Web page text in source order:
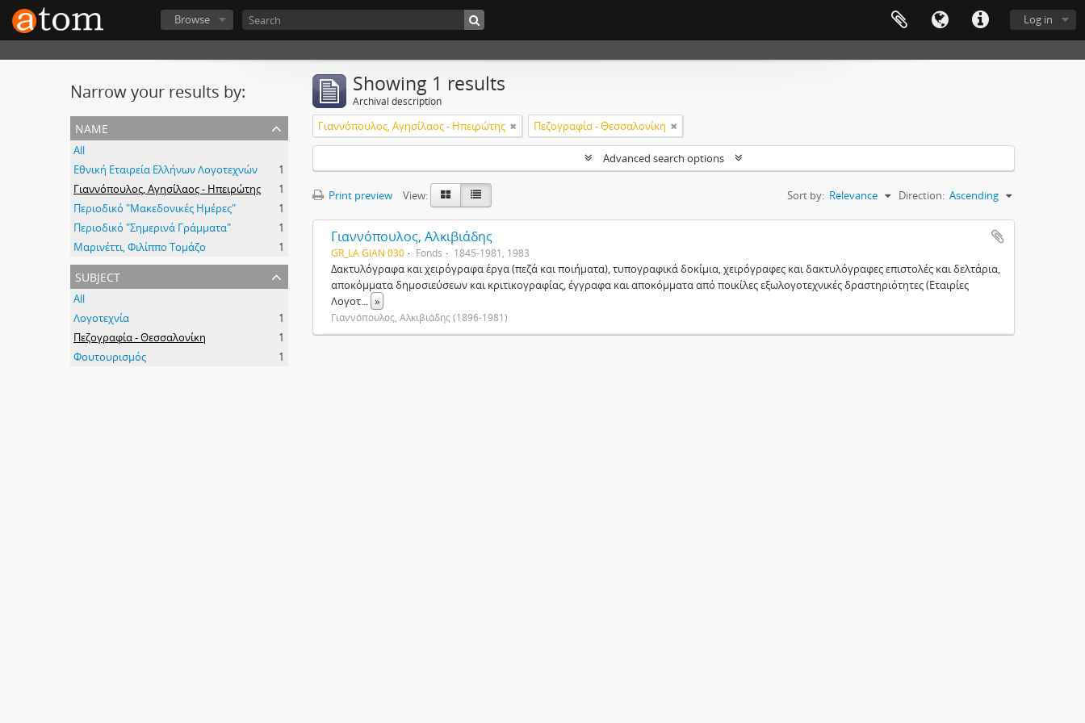
Log in
Browse
Narrow your results by:
name
All
Εθνική Εταιρεία Ελλήνων Λογοτεχνών
1
Γιαννόπουλος, Αγησίλαος - Ηπειρώτης
1
Περιοδικό "Μακεδονικές Ημέρες"
1
Περιοδικό "Σημερινά Γράμματα"
1
Μαρινέττι, Φιλίππο Τομάζο
1
subject
All
Λογοτεχνία
1
Πεζογραφία - Θεσσαλονίκη
1
Φουτουρισμός
1
Showing 1 results
Archival description
Γιαννόπουλος, Αγησίλαος - Ηπειρώτης Πεζογραφία - Θεσσαλονίκη
Advanced search options
Print preview View: Sort by: Relevance Direction: Ascending
Γιαννόπουλος, Αλκιβιάδης
GR_LA GIAN 030 Fonds 1845-1981, 1983
Δακτυλόγραφα και χειρόγραφα έργα (πεζά και ποιήματα), τυπογραφικά δοκίμια, χειρόγραφες και δακτυλόγραφες επιστολές και δελτάρια,
αποκόμματα δημοσιεύσεων και κριτικογραφίας, έγγραφα και αποκόμματα από ποικίλες εξωλογοτεχνικές δραστηριότητες (Εταιρίες
Λογοτ... »
Γιαννόπουλος, Αλκιβιάδης (1896-1981)